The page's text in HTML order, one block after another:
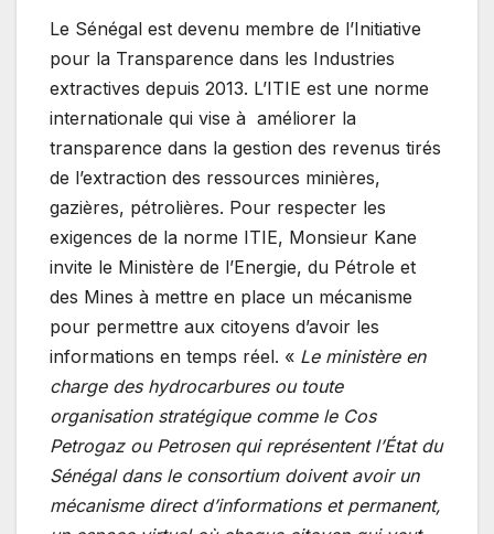
Le Sénégal est devenu membre de l’Initiative
pour la Transparence dans les Industries
extractives depuis 2013. L’ITIE est une norme
internationale qui vise à améliorer la
transparence dans la gestion des revenus tirés
de l’extraction des ressources minières,
gazières, pétrolières. Pour respecter les
exigences de la norme ITIE, Monsieur Kane
invite le Ministère de l’Energie, du Pétrole et
des Mines à mettre en place un mécanisme
pour permettre aux citoyens d’avoir les
informations en temps réel. « Le ministère en
charge des hydrocarbures ou toute
organisation stratégique comme le Cos
Petrogaz ou Petrosen qui représentent l’État du
Sénégal dans le consortium doivent avoir un
mécanisme direct d’informations et permanent,